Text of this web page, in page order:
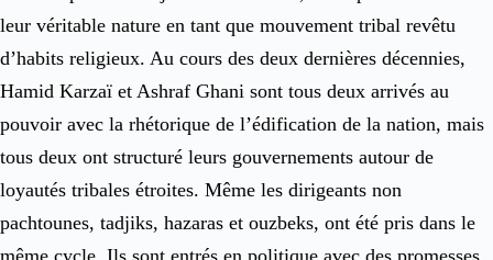
leur véritable nature en tant que mouvement tribal revêtu
d’habits religieux. Au cours des deux dernières décennies,
Hamid Karzaï et Ashraf Ghani sont tous deux arrivés au
pouvoir avec la rhétorique de l’édification de la nation, mais
tous deux ont structuré leurs gouvernements autour de
loyautés tribales étroites. Même les dirigeants non
pachtounes, tadjiks, hazaras et ouzbeks, ont été pris dans le
même cycle. Ils sont entrés en politique avec des promesses